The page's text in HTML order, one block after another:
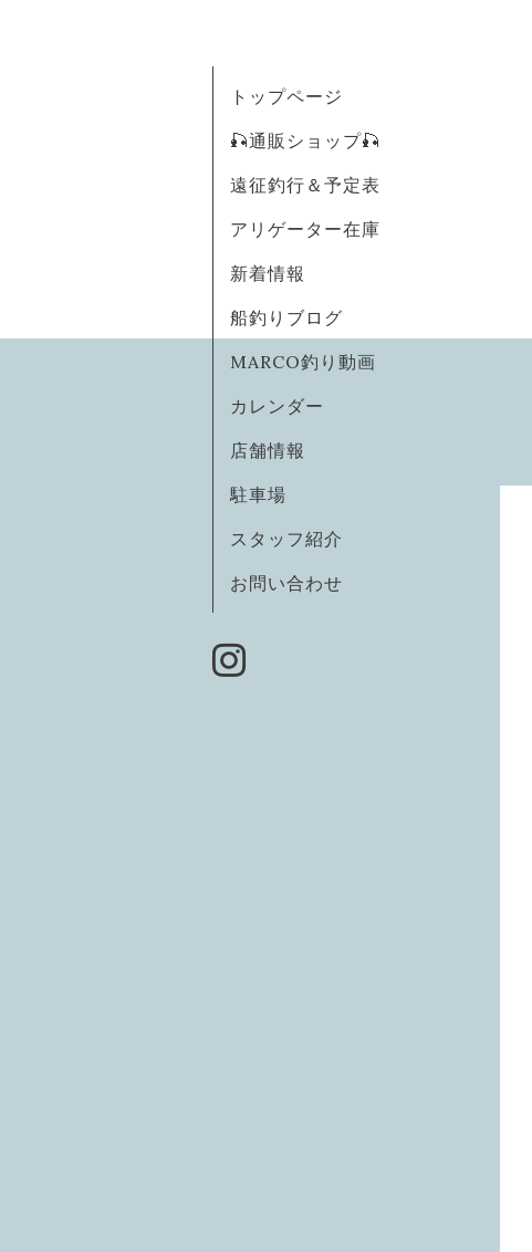
トップページ
🎣通販ショップ🎣
遠征釣行＆予定表
アリゲーター在庫
新着情報
船釣りブログ
MARCO釣り動画
カレンダー
店舗情報
駐車場
スタッフ紹介
お問い合わせ